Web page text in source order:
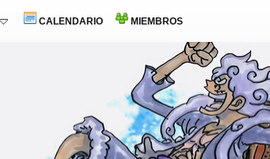
CALENDARIO MIEMBROS